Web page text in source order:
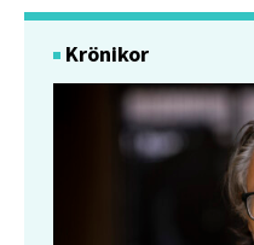
Krönikor